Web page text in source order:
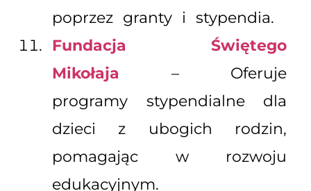
poprzez granty i stypendia.
Fundacja Świętego
Mikołaja – Oferuje
programy stypendialne dla
dzieci z ubogich rodzin,
pomagając w rozwoju
edukacyjnym.